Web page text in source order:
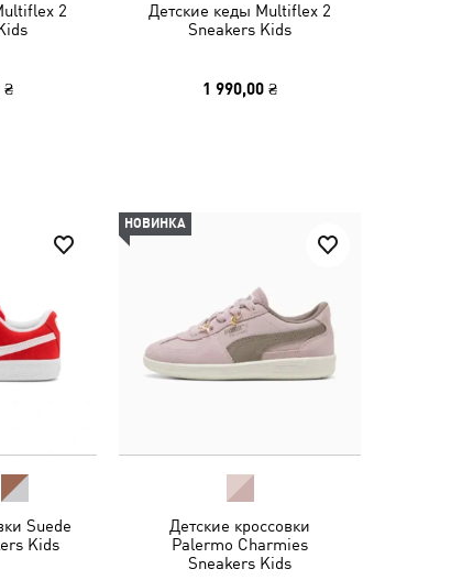
2
₴
Детские кеды Multiflex 2
Sneakers Kids
1 990,00 ₴
Suede
Kids
НОВИНКА
Детские кроссовки
Palermo Charmies
Sneakers Kids